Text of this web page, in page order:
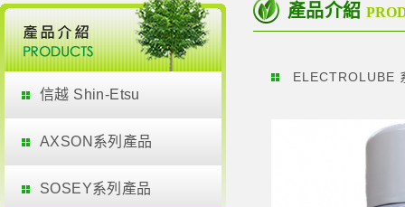
信越 Shin-Etsu
AXSON系列產品
SOSEY系列產品
產品介紹
ELECTROLUBE